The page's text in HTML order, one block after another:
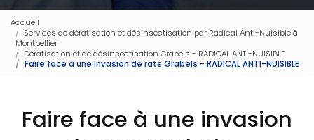
Accueil
Services de dératisation et désinsectisation par Radical Anti-Nuisible à
Montpellier
Dératisation et de désinsectisation Grabels - RADICAL ANTI-NUISIBLE
Faire face à une invasion de rats Grabels - RADICAL ANTI-NUISIBLE
Faire face à une invasion